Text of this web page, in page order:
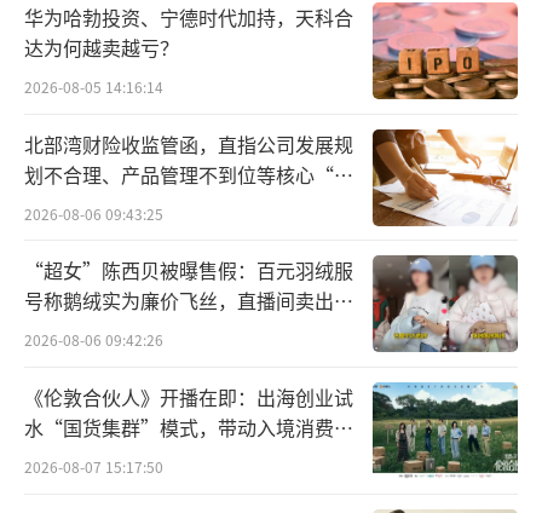
今年以来，在存量换新需求驱动下，老板
电器在苏宁易购渠道呈现出高端化、智能化、
嵌入式消费新趋势。数据显示，1-7月老板电器
超薄烟机、数字厨电销售分别同比增长15.
8%、21.5%。其中，凭借AI智能烹饪技术和看
得见摸得着的场景体验优势，数字厨电81-i1走
进千家万户，7月强势登顶奥维畅销榜TOP1，
成为爆款单品。
老板电器总裁任富佳表示，双方在厨房电
器领域合作积累深厚友谊和丰厚经验，在战略
定位和目标上保持高度一致。从用户需求出
发，双方将以新技术迭代新产品、以新场景撬
华为哈勃投资、宁德时代加持，天科合
达为何越卖越亏？
2026-08-05 14:16:14
北部湾财险收监管函，直指公司发展规
划不合理、产品管理不到位等核心“痛
点”
2026-08-06 09:43:25
“超女”陈西贝被曝售假：百元羽绒服
号称鹅绒实为廉价飞丝，直播间卖出超
百万元
2026-08-06 09:42:26
《伦敦合伙人》开播在即：出海创业试
水“国货集群”模式，带动入境消费反
向种草
2026-08-07 15:17:50